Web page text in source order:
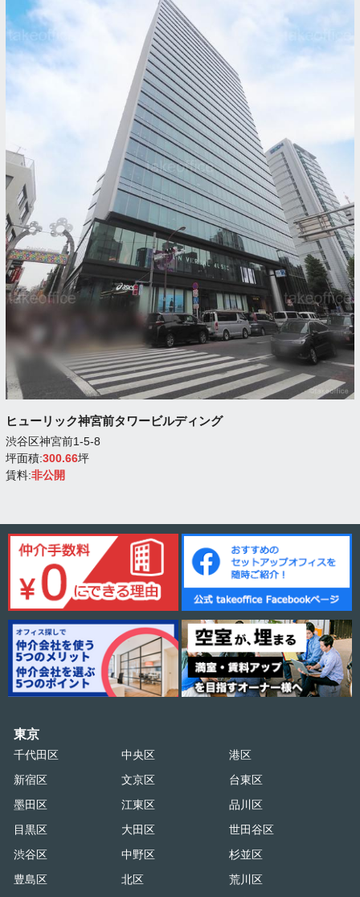
ヒューリック神宮前タワービルディング
渋谷区神宮前1-5-8
坪面積:300.66坪
賃料:非公開
東京
千代田区 中央区
港区
新宿区
文京区
台東区
墨田区
江東区
品川区
目黒区
大田区
世田谷区
渋谷区
中野区
杉並区
豊島区
北区
荒川区